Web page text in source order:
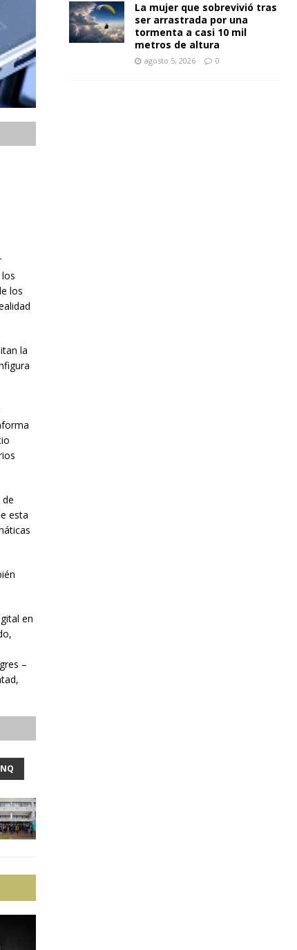
los
la
esta
en
–
La mujer que sobrevivió tras
ser arrastrada por una
tormenta a casi 10 mil
metros de altura
agosto 5, 2026 0